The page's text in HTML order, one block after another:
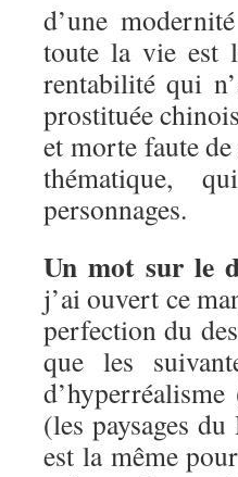
d’une
toute la vie est
rentabilité qui
prostituée
et morte faute
thématique,
personnages.
Un mot sur le
j’ai ouvert ce
perfection du
que les
(les paysages
est la même